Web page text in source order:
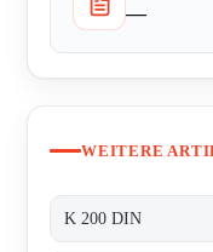
—
WEITERE
K 200 DIN